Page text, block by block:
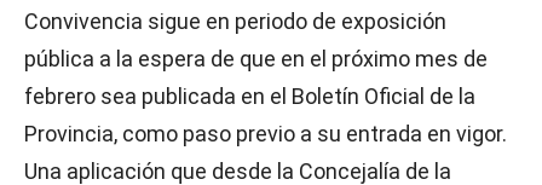
Convivencia sigue en periodo de exposición
pública a la espera de que en el próximo mes de
febrero sea publicada en el Boletín Oficial de la
Provincia, como paso previo a su entrada en vigor.
Una aplicación que desde la Concejalía de la